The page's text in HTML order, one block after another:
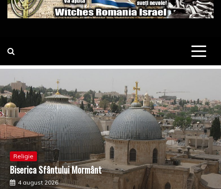
Religie
Biserica Sfântului Mormânt
4 august 2026